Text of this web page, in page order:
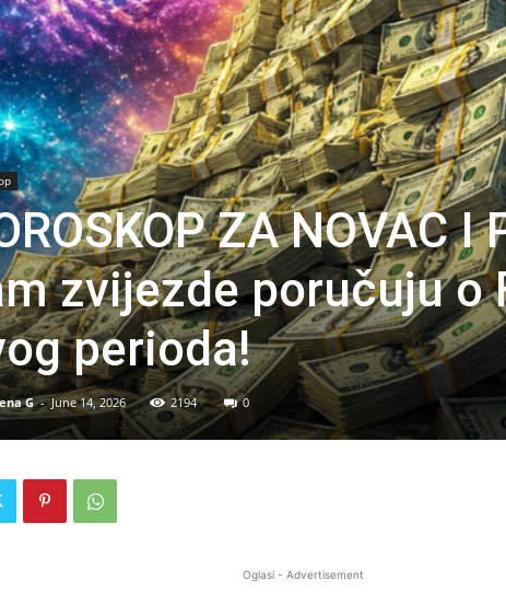
ZA NOVAC I
zvijezde poručuju o
perioda!
G - June 14, 2026 2194 0
Oglasi - Advertisement